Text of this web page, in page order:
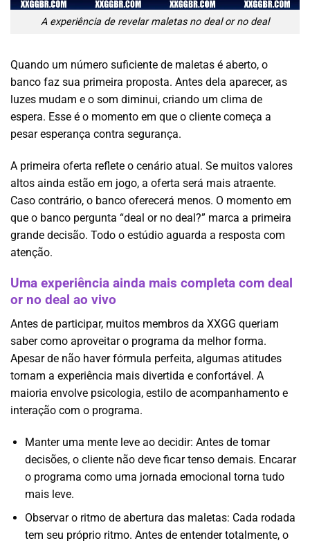
A experiência de revelar maletas no deal or no deal
Quando um número suficiente de maletas é aberto, o
banco faz sua primeira proposta. Antes dela aparecer, as
luzes mudam e o som diminui, criando um clima de
espera. Esse é o momento em que o cliente começa a
pesar esperança contra segurança.
A primeira oferta reflete o cenário atual. Se muitos valores
altos ainda estão em jogo, a oferta será mais atraente.
Caso contrário, o banco oferecerá menos. O momento em
que o banco pergunta “deal or no deal?” marca a primeira
grande decisão. Todo o estúdio aguarda a resposta com
atenção.
Uma experiência ainda mais completa com deal
or no deal ao vivo
Antes de participar, muitos membros da XXGG queriam
saber como aproveitar o programa da melhor forma.
Apesar de não haver fórmula perfeita, algumas atitudes
tornam a experiência mais divertida e confortável. A
maioria envolve psicologia, estilo de acompanhamento e
interação com o programa.
Manter uma mente leve ao decidir: Antes de tomar
decisões, o cliente não deve ficar tenso demais. Encarar
o programa como uma jornada emocional torna tudo
mais leve.
Observar o ritmo de abertura das maletas: Cada rodada
tem seu próprio ritmo. Antes de entender totalmente, o